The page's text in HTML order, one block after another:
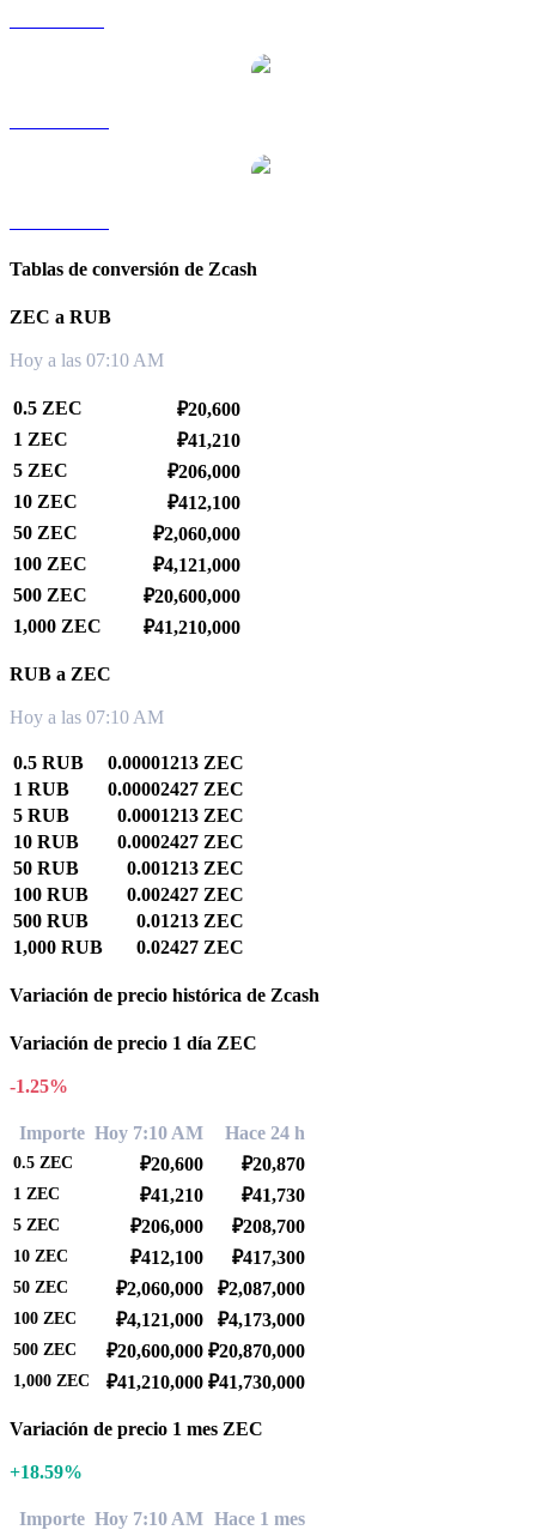
Tablas de conversión de Zcash
ZEC a RUB
Hoy a las 07:10 AM
0.5 ZEC
₽20,600
1 ZEC
₽41,210
5 ZEC
₽206,000
10 ZEC
₽412,100
50 ZEC
₽2,060,000
100 ZEC
₽4,121,000
500 ZEC
₽20,600,000
1,000 ZEC
₽41,210,000
RUB a ZEC
Hoy a las 07:10 AM
0.5 RUB
0.00001213 ZEC
1 RUB
0.00002427 ZEC
5 RUB
0.0001213 ZEC
10 RUB
0.0002427 ZEC
50 RUB
0.001213 ZEC
100 RUB
0.002427 ZEC
500 RUB
0.01213 ZEC
1,000 RUB
0.02427 ZEC
Variación de precio histórica de Zcash
Variación de precio 1 día ZEC
-1.25%
Importe Hoy 7:10 AM Hace 24 h
0.5 ZEC ₽20,600 ₽20,870
1 ZEC ₽41,210 ₽41,730
5 ZEC ₽206,000 ₽208,700
10 ZEC ₽412,100 ₽417,300
50 ZEC ₽2,060,000 ₽2,087,000
100 ZEC ₽4,121,000 ₽4,173,000
500 ZEC ₽20,600,000 ₽20,870,000
1,000 ZEC ₽41,210,000 ₽41,730,000
Variación de precio 1 mes ZEC
+18.59%
Importe Hoy 7:10 AM Hace 1 mes